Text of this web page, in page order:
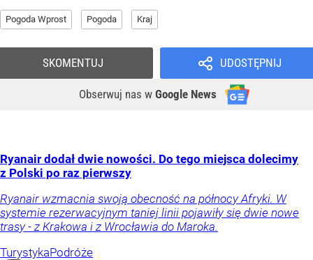
Pogoda Wprost Pogoda Kraj
UDOSTĘPNIJ
Obserwuj nas w Google News
SKOMENTUJ
Ryanair dodał dwie nowości. Do tego miejsca dolecimy
z Polski po raz pierwszy
Ryanair wzmacnia swoją obecność na północy Afryki. W
systemie rezerwacyjnym taniej linii pojawiły się dwie nowe
trasy - z Krakowa i z Wrocławia do Maroka.
TurystykaPodróże